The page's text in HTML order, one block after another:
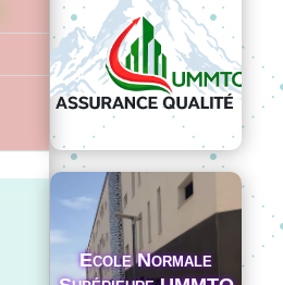
Ecole Normale